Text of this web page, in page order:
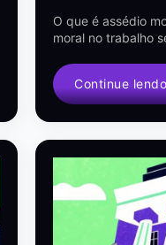
O que é assédio
moral no trabalho
Continue lendo